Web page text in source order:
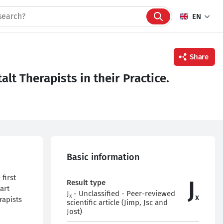
EN
Twitter
Share
Therapists in their Practice.
first
Basic information
Result type
Jx - Unclassified - Peer-reviewed
scientific article (Jimp, Jsc and
Jost)
Jx